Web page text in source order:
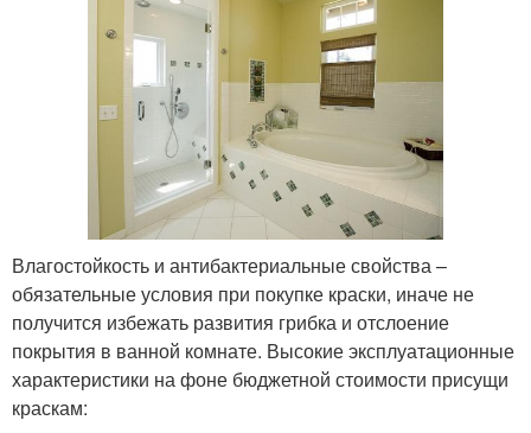
Влагостойкость и антибактериальные свойства –
обязательные условия при покупке краски, иначе не
получится избежать развития грибка и отслоение
покрытия в ванной комнате. Высокие эксплуатационные
характеристики на фоне бюджетной стоимости присущи
краскам: